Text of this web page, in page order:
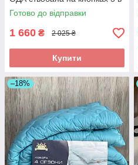
1, Колір - Ніжно кораловий
Готово до відправки
1 660 ₴ 2 025 ₴
Купити
–18%